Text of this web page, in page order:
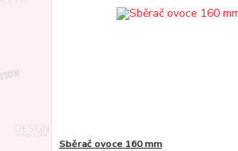
Sběrač ovoce 160 mm